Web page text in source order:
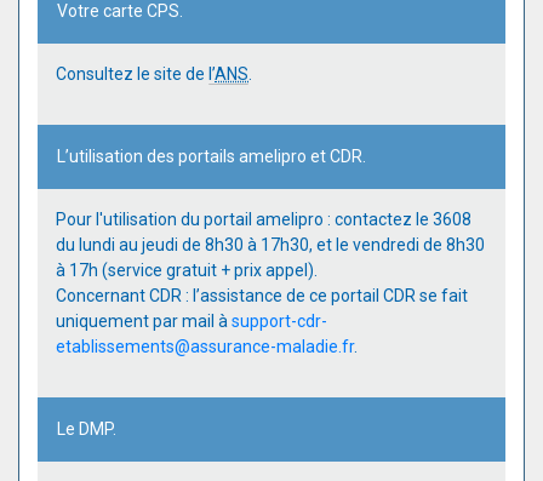
Votre carte CPS.
Consultez le site de l’ANS.
L’utilisation des portails amelipro et CDR.
Pour l'utilisation du portail amelipro : contactez le 3608
du lundi au jeudi de 8h30 à 17h30, et le vendredi de 8h30
à 17h (service gratuit + prix appel).
Concernant CDR : l’assistance de ce portail CDR se fait
uniquement par mail àsupport-cdr-
etablissements@assurance-maladie.fr.
Le DMP.